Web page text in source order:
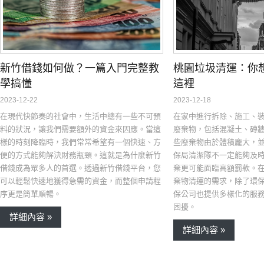
新竹借錢如何做？一篇入門完整教
學搞懂
2023-12-22
在現代快節奏的社會中，生活中總有一些不可預
料的狀況，讓我們需要額外的資金來因應。當這
樣的時刻降臨時，我們常常希望有一個快速、方
便的方式能夠解決財務瓶頸。這就是為什麼新竹
借錢成為眾多人的首選。透過新竹借錢平台，您
可以輕鬆快速地獲得急需的資金，而整個申請程
序更是簡單順暢。
詳細內容 »
桃園垃圾清運：你
這裡
2023-12-18
在家中進行拆除、施工、
廢棄物，包括混凝土、磚
些廢棄物由於體積龐大，
保局清潔隊不一定能夠及
棄更可能面臨高額罰款。
棄物清運的需求，除了環
保公司也提供多樣化的服
困擾。
詳細內容 »